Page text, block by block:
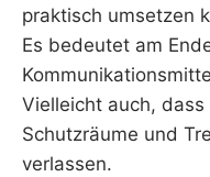
praktisch umsetzen
Es bedeutet am
Vielleicht auch,
Schutzräume und
verlassen.